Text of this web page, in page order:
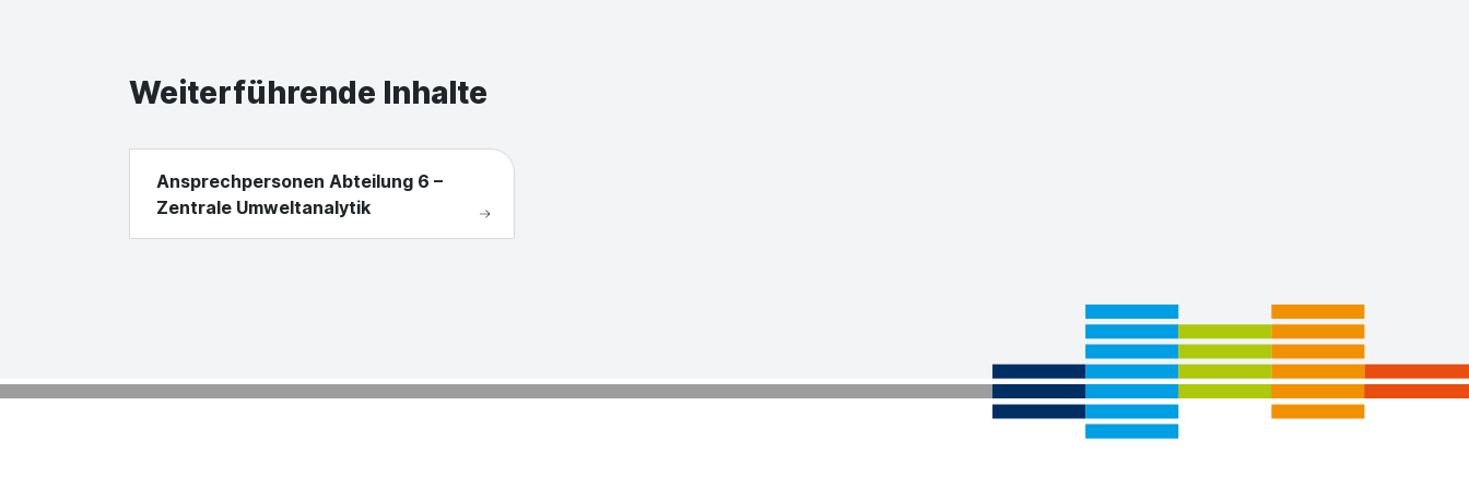
Weiterführende Inhalte
Ansprechpersonen Abteilung 6 –
Zentrale Umweltanalytik